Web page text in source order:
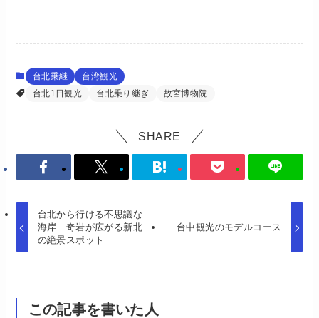
台北乗継
台湾観光
台北1日観光
台北乗り継ぎ 故宮博物院
SHARE
台北から行ける不思議な
海岸｜奇岩が広がる新北
の絶景スポット
台中観光のモデルコース
この記事を書いた人